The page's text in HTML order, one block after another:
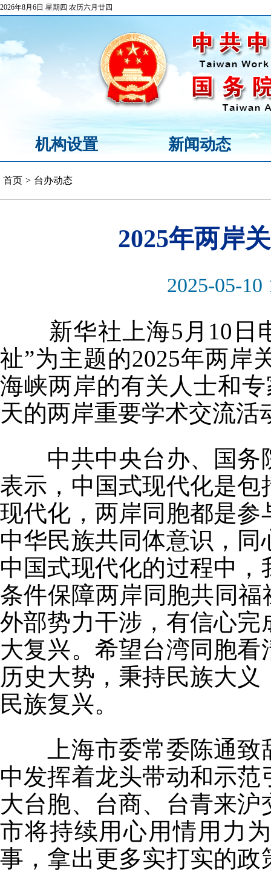
2026年8月6日 星期四 农历六月廿四
机构设置 新闻动态
首页 > 台办动态
2025年两岸
2025-05-10
新华社上海5月10日
祉”为主题的2025年两岸
海峡两岸的有关人士和
天的两岸重要学术交流活
中共中央台办、国务
表示，中国式现代化是
现代化，两岸同胞都是
中华民族共同体意识，
中国式现代化的过程中
条件保障两岸同胞共同
外部势力干涉，有信心
大复兴。希望台湾同胞
历史大势，秉持民族大
民族复兴。
上海市委常委陈通致
中发挥着龙头带动和示
大台胞、台商、台青来
市将持续用心用情用力
事，拿出更多实打实的